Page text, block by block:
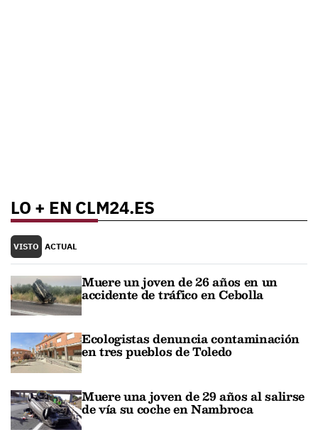
LO + EN CLM24.ES
VISTO ACTUAL
Muere un joven de 26 años en un
accidente de tráfico en Cebolla
Ecologistas denuncia contaminación
en tres pueblos de Toledo
Muere una joven de 29 años al salirse
de vía su coche en Nambroca